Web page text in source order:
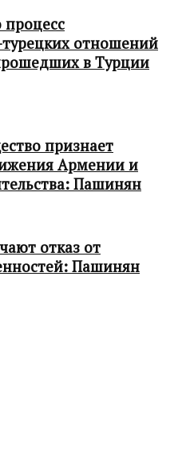
отношений
в Турции
признает
Армении и
Пашинян
отказ от
Пашинян